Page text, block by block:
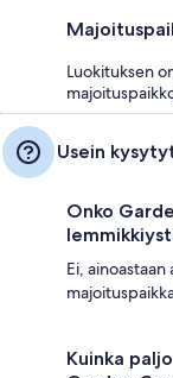
Luokituksen
Usein
Onko
Ei,
Kuinka